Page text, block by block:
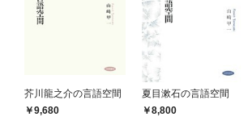
芥川龍之介の言語空間
9,680
夏目漱石の言語空間
8,800